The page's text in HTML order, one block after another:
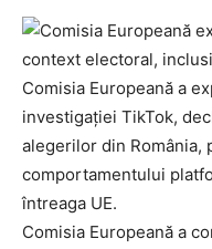
Comisia Europeană a
investigației TikTok,
alegerilor din România,
comportamentului
întreaga UE.
Comisia Europeană a